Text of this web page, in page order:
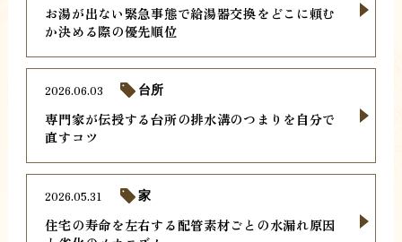
お湯が出ない緊急事態で給湯器交換をどこに頼む
か決める際の優先順位
専門家が伝授する台所の排水溝のつまりを自分で
直すコツ
2026.06.03 台所
住宅の寿命を左右する配管素材ごとの水漏れ原因
2026.05.31 家